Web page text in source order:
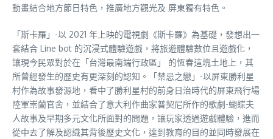
動畫結合地方節日特色，推廣地方觀光及 屏東獨有特色。
「斯卡羅」-以 2021 年上映的電視劇《斯卡羅》為基礎，發想出一
套結合 Line bot 的沉浸式體驗遊戲，將旅遊體驗數位且遊戲化，
讓現今民眾對於在「台灣最南端行政區」 的恆春這塊土地上，其
所曾經發生的歷史有更深刻的認知。「禁忌之戀」-以屏東勝利星
村作為故事發源地，看中了勝利星村的前身日治時代的屏東飛行場
陸軍崇蘭官舍，並結合了意大利作曲家普契尼所作的歌劇-蝴蝶夫
人故事及早期多元文化所面對的問題，讓玩家透過遊戲體驗，進而
從中去了解及認識其背後歷史文化，達到教育的目的並同時發展在